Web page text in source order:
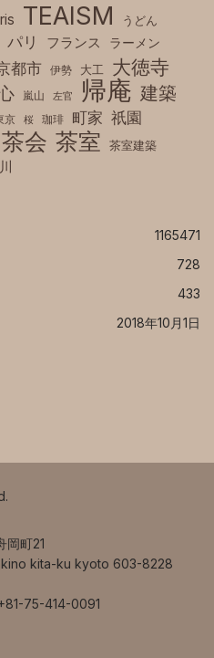
TEAISM うどん
パリ フランス ラーメン
都市 伊勢 大工 大徳寺
嵐山 左官 帰庵 建築
京 桜 珈琲 町家 祇園
茶会 茶室
茶室建築
1165471
728
433
2018年10月1日
岡町21
kita-ku kyoto 603-8228
75-414-0091